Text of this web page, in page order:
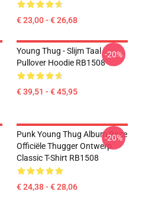
€ 23,00 - € 26,68
Young Thug - Slijm Taal
Pullover Hoodie RB1508
€ 39,51 - € 45,95
-20%
Punk Young Thug Album Roze
Officiële Thugger Ontwerp
Classic T-Shirt RB1508
€ 24,38 - € 28,06
-20%